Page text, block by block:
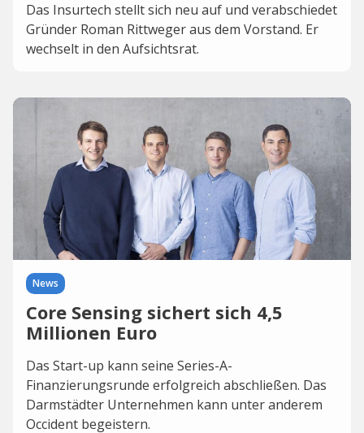
Das Insurtech stellt sich neu auf und verabschiedet
Gründer Roman Rittweger aus dem Vorstand. Er
wechselt in den Aufsichtsrat.
News
Core Sensing sichert sich 4,5
Millionen Euro
Das Start-up kann seine Series-A-
Finanzierungsrunde erfolgreich abschließen. Das
Darmstädter Unternehmen kann unter anderem
Occident begeistern.